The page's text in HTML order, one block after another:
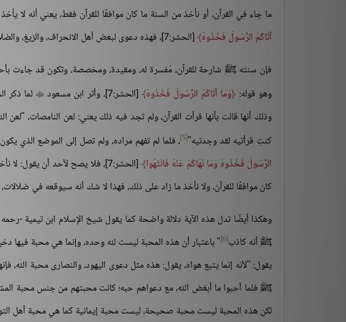
ما جاء في القرآن، أو نأخذ من السنة ما كان موافقًا للقرآن فقط، يعني أنه لا
آتَاكُمُ الرَّسُولُ فَخُذُوهُ [الحشر:7]، فهذه دعوى لبعض أهل الانحراف، والزيغ، والضلال.
فإن سنته ﷺ شارحة للقرآن، مُفسرة له، ومقيدة، ومخصصة، وتكون قد جاءت
وهو قوله: وَمَا آتَاكُمُ الرَّسُولُ فَخُذُوهُ [الحشر:7]، وأثر ابن مسعود لما ذكر
وذلك أنها قالت بأنها قرأت القرآن، ولم تجد فيه ذلك يعني: لعن النامصات، "لعن
كنتِ قرأتيه لقد وجدتيه"[5] ، فلما لم تفهم مراده، ولم تصل إلى الموضع الذي
الرَّسُولُ فَخُذُوهُ وَمَا نَهَاكُمْ عَنْهُ فَانْتَهُوا
[الحشر:7]، فلا يصح لأحد أن
كان موافقًا للقرآن، ولا نأخذ ما زاد على ذلك، فهذا لا شك أنه سيوقعه في
وهكذا أيضًا تدل هذه الآية دلالة واضحة كما يقول شيخ الإسلام ابن تيمية -
ﷺ أنه كاذب[6] " باعتبار أن هذه المحبة ليست لله وحده، وإنما هي محبة فيها
يقول: "لأنه إنما يتبع هواه، يقول: هذه مثل دعوى اليهود، والنصارى محبة الله،
ﷺ فلما أحبوا ما أبغض الله، مع دعواهم حبه؛ كانت محبتهم من جنس محبة
لكن هذه المحبة ليست محبة صحيحة، ليست محبة إيمانية كما هي محبة أهل